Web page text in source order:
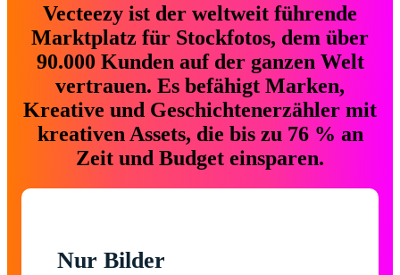
Vecteezy ist der weltweit führende
Marktplatz für Stockfotos, dem über
90.000 Kunden auf der ganzen Welt
vertrauen. Es befähigt Marken,
Kreative und Geschichtenerzähler mit
kreativen Assets, die bis zu 76 % an
Zeit und Budget einsparen.
Nur Bilder